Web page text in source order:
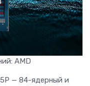
AMD
— 84-ядерный и